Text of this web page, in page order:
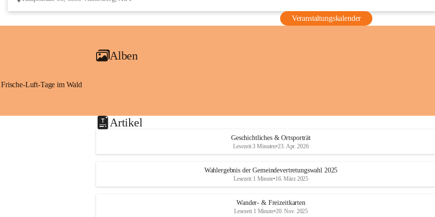
Veranstaltungskalender
Alben
Frische-Luft-Tage im Wald
Artikel
Geschichtliches & Ortsporträt
Lesezeit 3 Minuten•23. Apr. 2026
Wahlergebnis der Gemeindevertretungswahl 2025
Lesezeit 1 Minute•16. März 2025
Wander- & Freizeitkarten
Lesezeit 1 Minute•20. Nov. 2025